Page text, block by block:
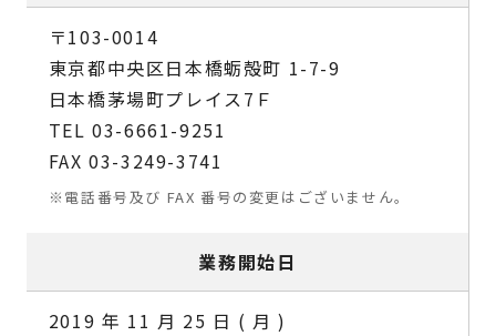
〒103-0014
東京都中央区日本橋蛎殻町 1-7-9
日本橋茅場町プレイス7Ｆ
TEL 03-6661-9251
FAX 03-3249-3741
※電話番号及び FAX 番号の変更はございません。
業務開始日
2019 年 11 月 25 日 ( 月 )